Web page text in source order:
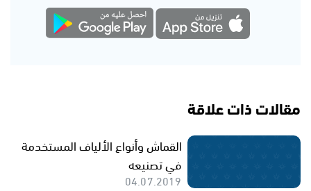
مقالات ذات علاقة
القماش وأنواع الألياف المستخدمة
في تصنيعه
04.07.2019